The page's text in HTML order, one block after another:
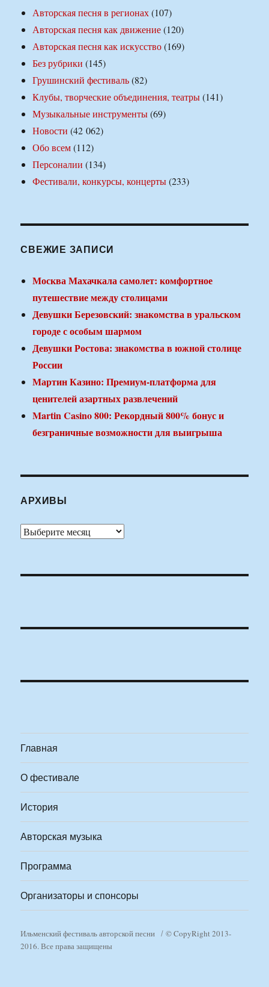
Авторская песня в регионах(107)
Авторская песня как движение(120)
Авторская песня как искусство(169)
Без рубрики (145)
Грушинский фестиваль(82)
Клубы, творческие объединения, театры(141)
Музыкальные инструменты(69)
Новости (42 062)
Обо всем(112)
Персоналии (134)
Фестивали, конкурсы, концерты(233)
СВЕЖИЕ ЗАПИСИ
Москва Махачкала самолет: комфортное
путешествие между столицами
Девушки Березовский: знакомства в уральском
городе с особым шармом
Девушки Ростова: знакомства в южной столице
России
Мартин Казино: Премиум-платформа для
ценителей азартных развлечений
Martin Casino 800: Рекордный 800% бонус и
безграничные возможности для выигрыша
АРХИВЫ
Архивы
Главная
О фестивале
История
Авторская музыка
Программа
Организаторы и спонсоры
Ильменский фестиваль авторской песни
© CopyRight 2013-
2016. Все права защищены